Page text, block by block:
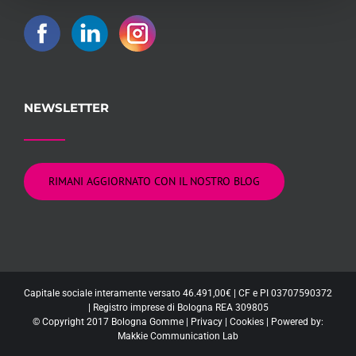
NEWSLETTER
RIMANI AGGIORNATO CON IL NOSTRO BLOG
Capitale sociale interamente versato 46.491,00€ | CF e PI 03707590372
| Registro imprese di Bologna REA 309805
© Copyright 2017 Bologna Gomme | Privacy | Cookies | Powered by:
Makkie Communication Lab